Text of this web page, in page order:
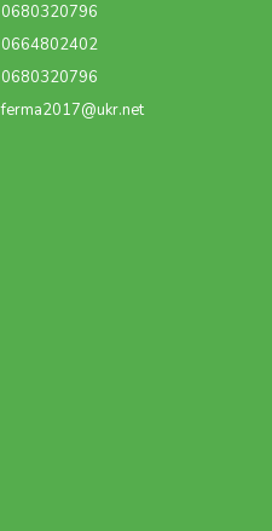
0680320796
0664802402
0680320796
ferma2017@ukr.net